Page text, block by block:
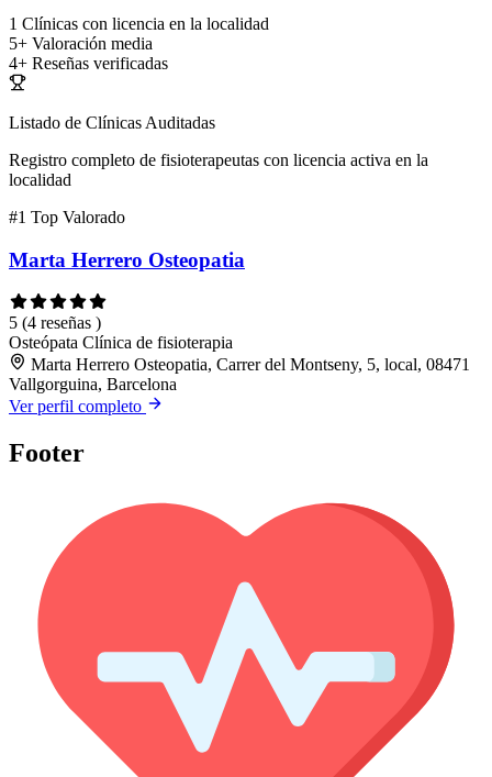
1 Clínicas con licencia en la localidad
5+ Valoración media
4+ Reseñas verificadas
Listado de Clínicas Auditadas
Registro completo de fisioterapeutas con licencia activa en la
localidad
#1 Top Valorado
Marta Herrero Osteopatia
5 (4 reseñas )
Osteópata Clínica de fisioterapia
Marta Herrero Osteopatia, Carrer del Montseny, 5, local, 08471
Vallgorguina, Barcelona
Ver perfil completo
Footer